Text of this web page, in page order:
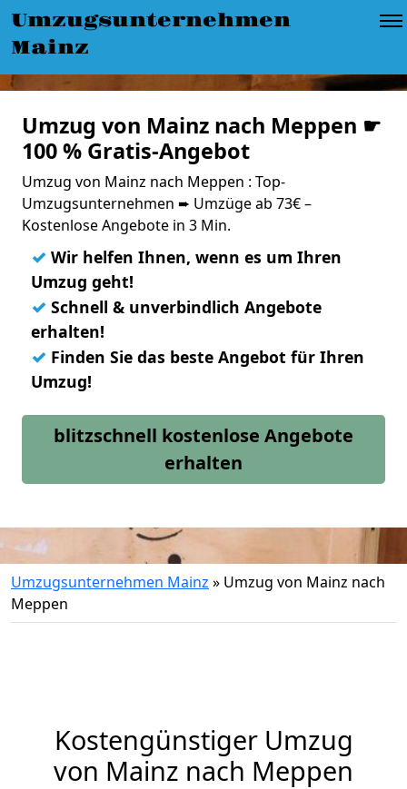
Umzugsunternehmen
Mainz
Umzug von Mainz nach Meppen ☛
100 % Gratis-Angebot
Umzug von Mainz nach Meppen : Top-
Umzugsunternehmen ➨ Umzüge ab 73€ –
Kostenlose Angebote in 3 Min.
✓ Wir helfen Ihnen, wenn es um Ihren
Umzug geht!
✓ Schnell & unverbindlich Angebote
erhalten!
✓ Finden Sie das beste Angebot für Ihren
Umzug!
blitzschnell kostenlose Angebote
erhalten
Umzugsunternehmen Mainz » Umzug von Mainz nach
Meppen
Kostengünstiger Umzug
von Mainz nach Meppen